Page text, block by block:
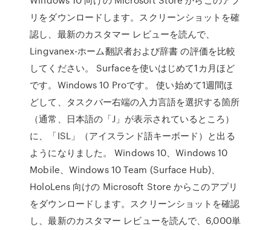
リをダウンロードします。スクリーンショットを確
認し、最新のカスタマー レビューを読んで、
Lingvanex-ホーム翻訳者および辞書 の評価を比較
してください。 Surfaceを使いはじめて1カ月ほど
です。Windows 10 Proです。 使い始めて1週間ほ
どして、タスクバー右端の入力言語を選択する箇所
（通常、日本語の「J」が表示されているところ）
に、「ISL」（アイスランド語キーボード）と出る
ようになりました。 Windows 10、Windows 10
Mobile、Windows 10 Team (Surface Hub)、
HoloLens 向けの Microsoft Store からこのアプリ
をダウンロードします。スクリーンショットを確認
し、最新のカスタマー レビューを読んで、6,000単